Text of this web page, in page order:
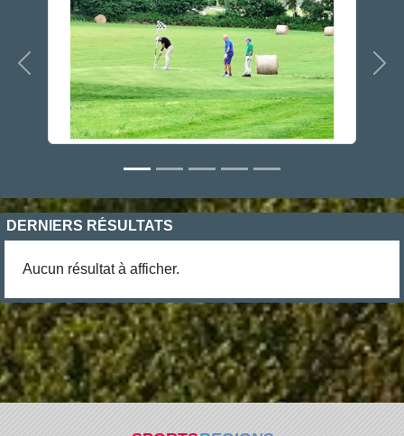
Précedent
DERNIERS RÉSULTATS
Aucun résultat à afficher.